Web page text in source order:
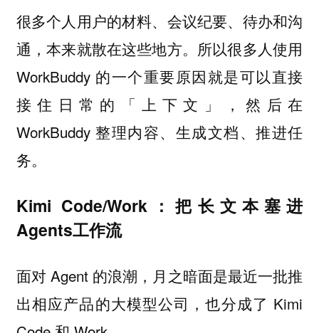
很多个人用户的材料、会议纪要、待办和沟
通，本来就散在这些地方。所以很多人使用
WorkBuddy 的一个重要原因就是可以直接
接住日常的「上下文」，然后在
WorkBuddy 整理内容、生成文档、推进任
务。
Kimi Code/Work：把长文本塞进
Agents工作流
面对 Agent 的浪潮，月之暗面是最近一批推
出相应产品的大模型公司，也分成了 Kimi